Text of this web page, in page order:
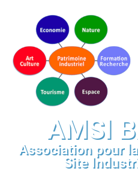
AMSI
Association pour
Site